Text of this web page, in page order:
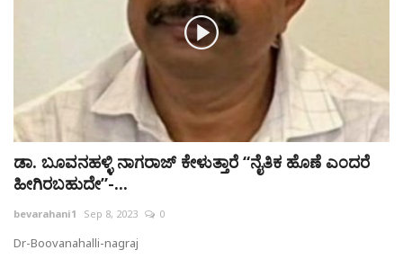
ಡಾ. ಬೂವನಹಳ್ಳಿ ನಾಗರಾಜ್ ಕೇಳುತ್ತಾರೆ “ನೈತಿಕ ಹೊಣೆ ಎಂದರೆ
ಹೀಗಿರಬಹುದೇ”-...
bevarahani1 Sep 8, 2023 0
Dr-Boovanahalli-nagraj